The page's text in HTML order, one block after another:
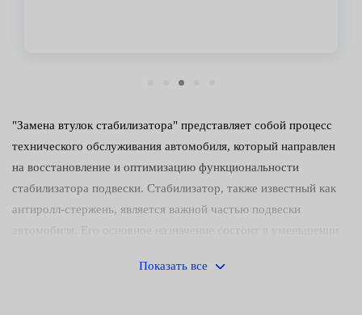
"Замена втулок стабилизатора" представляет собой процесс
технического обслуживания автомобиля, который направлен
на восстановление и оптимизацию функциональности
стабилизатора подвески. Стабилизатор, также известный как
антиролл-стержень, является важной частью подвески
автомобиля. Его основное назначение состоит в уменьшении
время движения, особенно при прохождении поворотов.
Показать все